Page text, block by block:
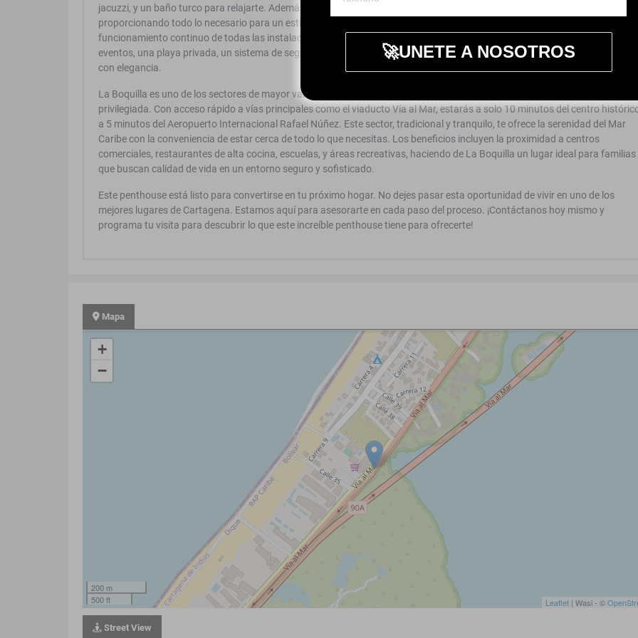
jacuzzi, y un baño turco para relajarte. Además, cuenta con un centro de negocios, gimnasio con spa, y cancha de tenis,
proporcionando todo lo necesario para un estilo de vida activo y saludable. La planta eléctrica de cobertura total garantiza
funcionamiento continuo de todas las instalaciones. El edificio también ofrece gastronomía internacional, salones para
eventos, una playa privada, un sistema de seguridad avanzado con CCTV, ascensor, y un moderno lobby que da la
con elegancia.
La Boquilla es uno de los sectores de mayor valorización en Cartagena, gracias a su proyección urbanística y su ubicación
privilegiada. Con acceso rápido a vías principales como el viaducto Vía al Mar, estarás a solo 10 minutos del centro
a 5 minutos del Aeropuerto Internacional Rafael Núñez. Este sector, tradicional y tranquilo, te ofrece la serenidad del Mar
Caribe con la conveniencia de estar cerca de todo lo que necesitas. Los beneficios incluyen la proximidad a centros
comerciales, restaurantes de alta cocina, escuelas, y áreas recreativas, haciendo de La Boquilla un lugar ideal para familias
que buscan calidad de vida en un entorno seguro y sofisticado.
Este penthouse está listo para convertirse en tu próximo hogar. No dejes pasar esta oportunidad de vivir en uno de los
mejores lugares de Cartagena. Estamos aquí para asesorarte en cada paso del proceso. ¡Contáctanos hoy mismo y
programa tu visita para descubrir lo que este increíble penthouse tiene para ofrecerte!
Mapa
+
−
200 m
500 ft
Leaflet | Wasi - ©
Street View
🚀UNETE A NOSOTROS